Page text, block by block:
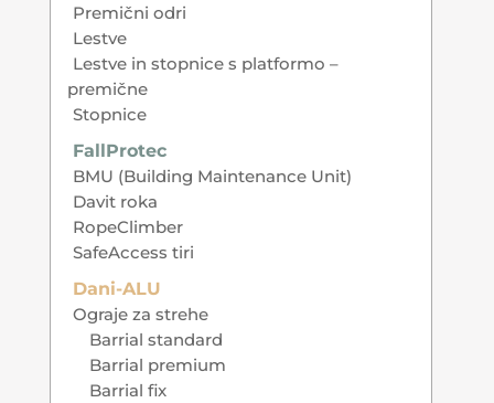
Premični odri
Lestve
Lestve in stopnice s platformo –
premične
Stopnice
FallProtec
BMU (Building Maintenance Unit)
Davit roka
RopeClimber
SafeAccess tiri
Dani-ALU
Ograje za strehe
Barrial standard
Barrial premium
Barrial fix